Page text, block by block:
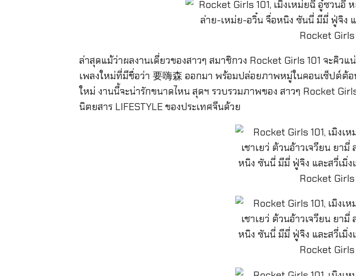
ล่าสุดแม้ว่าผลงานเดี่ยวของสาวๆ สมาชิกวง Rocket Girls 101 จะคิ
เพลงใหม่ที่มีชื่อว่า 要嗨森 ออกมา พร้อมปล่อยภาพหมู่ในคอนเซ็ปต์
ใหม่ งานนี้จะน่ารักขนาดไหน สุดฯ รวบรวมภาพของ สาวๆ Rocket
นิตยสาร LIFESTYLE ของประเทศจีนด้วย